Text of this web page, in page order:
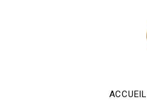
ACCUEIL